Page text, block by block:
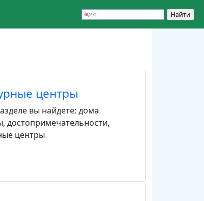
центры
вы найдете: дома
, достопримечательности,
центры